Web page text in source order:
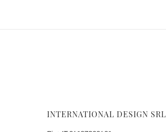
INTERNATIONAL DESIGN SRL